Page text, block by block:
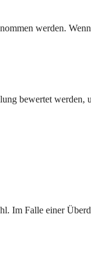
werden.
bewertet werden,
Im Falle einer